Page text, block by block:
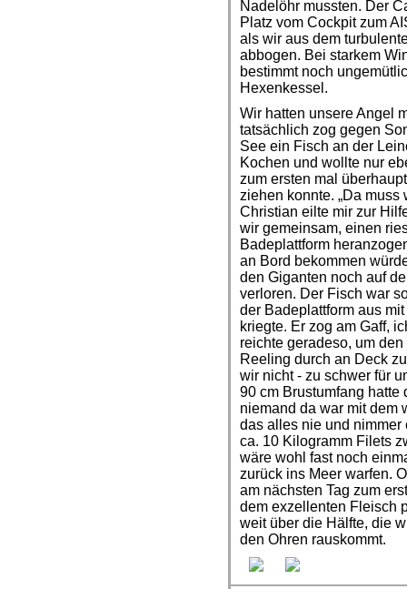
Nadelöhr mussten. Der
Platz vom Cockpit zum
als wir aus dem
abbogen. Bei starkem
bestimmt noch
Hexenkessel.
Wir hatten unsere Angel
tatsächlich zog gegen
See ein Fisch an der
Kochen und wollte nur
zum ersten mal
ziehen konnte. „Da muss
Christian eilte mir zur
wir gemeinsam, einen
Badeplattform
an Bord bekommen
den Giganten noch auf
verloren. Der Fisch war
der Badeplattform aus
kriegte. Er zog am Gaff,
reichte geradeso, um
Reeling durch an Deck
wir nicht - zu schwer für
90 cm Brustumfang hatte
niemand da war mit dem
das alles nie und
ca. 10 Kilogramm Filets
wäre wohl fast noch
zurück ins Meer warfen.
am nächsten Tag zum
dem exzellenten Fleisch
weit über die Hälfte, die
den Ohren rauskommt.